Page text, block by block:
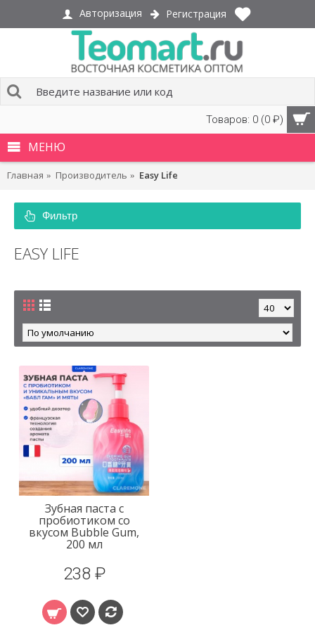
Авторизация Регистрация
Товаров: 0 (0 ₽)
МЕНЮ
Главная Производитель Easy Life
Фильтр
EASY LIFE
Зубная паста с
пробиотиком со
вкусом Bubble Gum,
200 мл
238 ₽